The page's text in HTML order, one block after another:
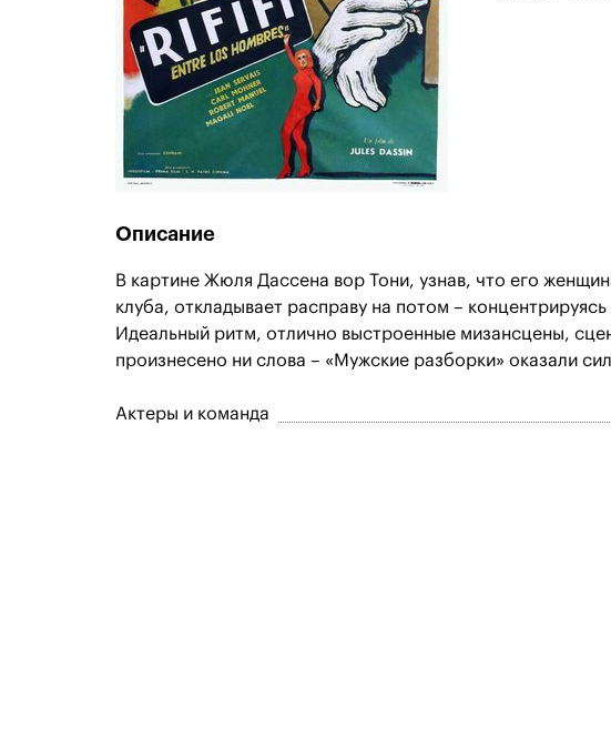
Описание
В картине Жюля Дассена вор Тони, узнав, что его
клуба, откладывает расправу на потом –
Идеальный ритм, отлично выстроенные мизансцены,
произнесено ни слова – «Мужские разборки» оказали
Актеры и команда